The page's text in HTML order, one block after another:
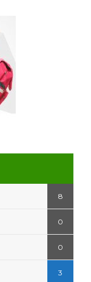
8
0
0
3